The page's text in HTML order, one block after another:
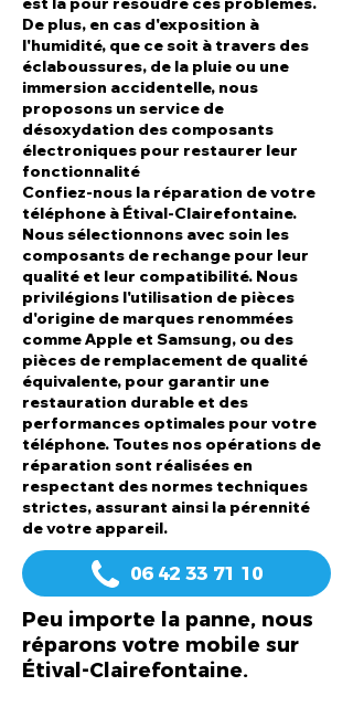
De plus, en cas d'exposition à
l'humidité, que ce soit à travers des
éclaboussures, de la pluie ou une
immersion accidentelle, nous
proposons un service de
désoxydation des composants
électroniques pour restaurer leur
fonctionnalité
Confiez-nous la réparation de votre
téléphone à Étival-Clairefontaine.
Nous sélectionnons avec soin les
composants de rechange pour leur
qualité et leur compatibilité. Nous
privilégions l'utilisation de pièces
d'origine de marques renommées
comme Apple et Samsung, ou des
pièces de remplacement de qualité
équivalente, pour garantir une
restauration durable et des
performances optimales pour votre
téléphone. Toutes nos opérations de
réparation sont réalisées en
respectant des normes techniques
strictes, assurant ainsi la pérennité
de votre appareil.
06 42 33 71 10
Peu importe la panne, nous
réparons votre mobile sur
Étival-Clairefontaine.